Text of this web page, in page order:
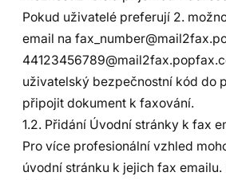
Pokud uživatelé preferují 2.
email na
uživatelský bezpečnostní kód do
připojit dokument k faxování.
1.2. Přidání Úvodní stránky k fax
Pro více profesionální vzhled
úvodní stránku k jejich fax emailu.